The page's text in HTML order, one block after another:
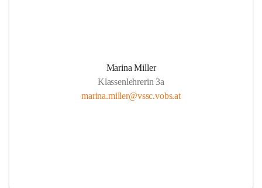
Marina Miller
Klassenlehrerin 3a
marina.miller@vssc.vobs.at